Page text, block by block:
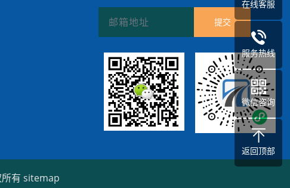
提交
有 sitemap
在线客服
服务热线
微信咨询
返回顶部